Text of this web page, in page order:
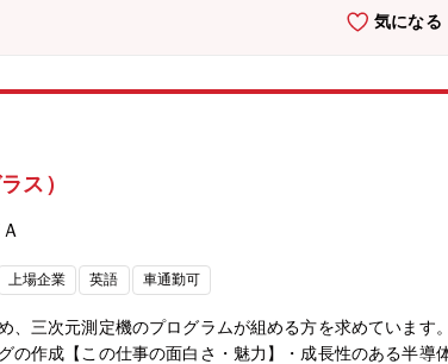
気になる
ス）
上場企業 英語 車通勤可
、三次元測定機のプログラムが組める方を求めていま
の作成【この仕事の面白さ・魅力】・成長性のある半